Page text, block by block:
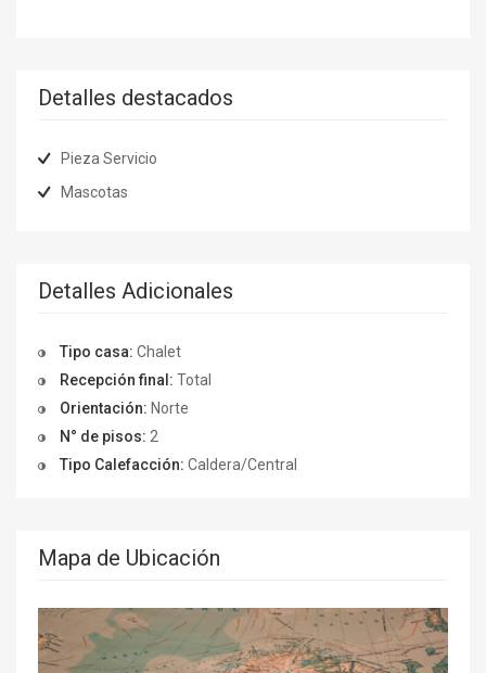
Detalles destacados
Pieza Servicio
Mascotas
Detalles Adicionales
Tipo casa: Chalet
Recepción final: Total
Orientación: Norte
N° de pisos: 2
Tipo Calefacción: Caldera/Central
Mapa de Ubicación